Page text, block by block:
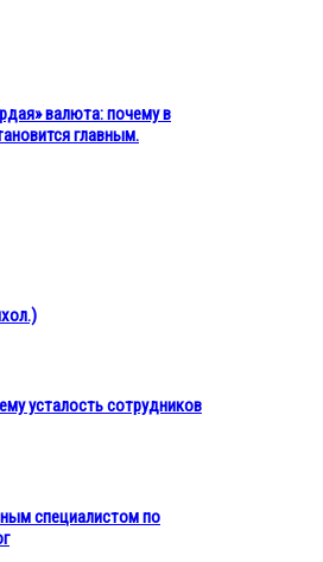
валюта: почему в
главным.
усталость сотрудников
специалистом по